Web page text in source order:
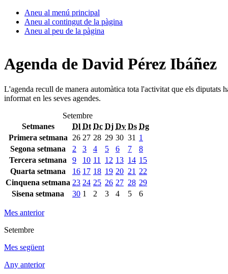
Aneu al menú principal
Aneu al contingut de la pàgina
Aneu al peu de la pàgina
Agenda de David Pérez Ibáñez
L'agenda recull de manera automàtica tota l'activitat que els diputats
informat en les seves agendes.
Setembre
Setmanes
Dl Dt Dc Dj Dv Ds Dg
Primera setmana
26 27 28 29 30 31 1
Segona setmana
2 3 4 5 6 7
8
Tercera setmana
9 10 11 12 13 14 15
Quarta setmana
16 17 18 19 20 21 22
Cinquena setmana 23 24 25 26 27 28 29
Sisena setmana
30 1 2 3 4 5 6
Mes anterior
Setembre
Mes següent
Any anterior